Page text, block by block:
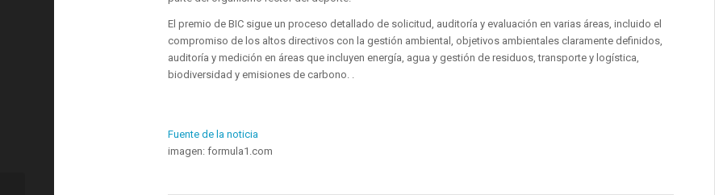
El premio de BIC sigue un proceso detallado de solicitud, auditoría y evaluación en varias áreas, incluido el
compromiso de los altos directivos con la gestión ambiental, objetivos ambientales claramente definidos,
auditoría y medición en áreas que incluyen energía, agua y gestión de residuos, transporte y logística,
biodiversidad y emisiones de carbono. .
Fuente de la noticia
imagen: formula1.com